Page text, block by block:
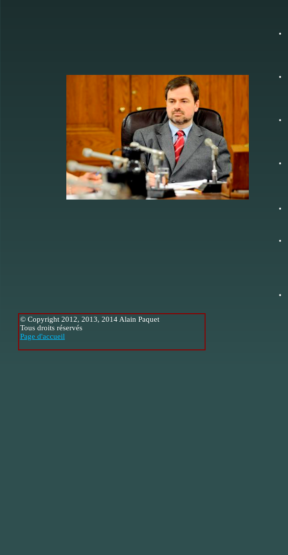
•
•
•
•
•
•
•
© Copyright 2012, 2013, 2014 Alain Paquet
Tous droits réservés
Page d'accueil